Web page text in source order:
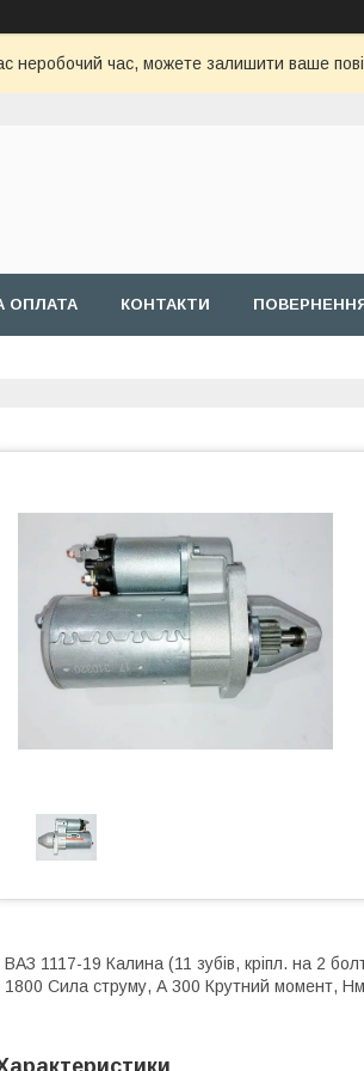
неробочий час, можете залишити ваше
ОПЛАТА КОНТАКТИ
ВАЗ 1117-19 Калина (11 зубів, кріпл. на 2
1800 Сила струму, А 300 Крутний момент, Нм